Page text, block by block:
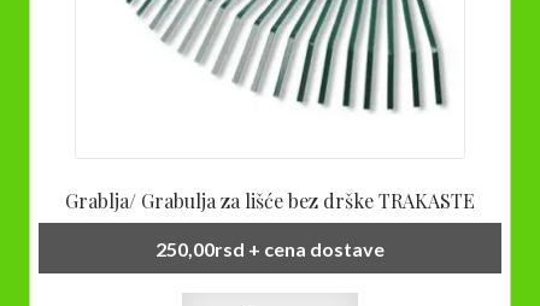
Grablja/ Grabulja za lišće bez drške TRAKASTE
250,00rsd + cena dostave